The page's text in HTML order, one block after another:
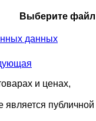
Выберите файл
данных
и ценах,
публичной